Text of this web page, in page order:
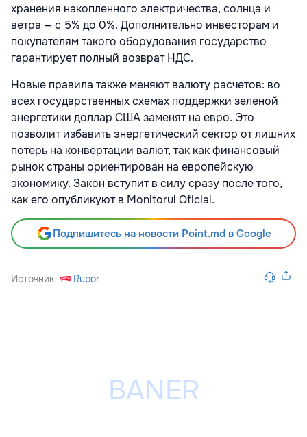
хранения накопленного электричества, солнца и
ветра — с 5% до 0%. Дополнительно инвесторам и
покупателям такого оборудования государство
гарантирует полный возврат НДС.
Новые правила также меняют валюту расчетов: во
всех государственных схемах поддержки зеленой
энергетики доллар США заменят на евро. Это
позволит избавить энергетический сектор от лишних
потерь на конвертации валют, так как финансовый
рынок страны ориентирован на европейскую
экономику. Закон вступит в силу сразу после того,
как его опубликуют в Monitorul Oficial.
Подпишитесь на новости Point.md в Google
Источник Rupor